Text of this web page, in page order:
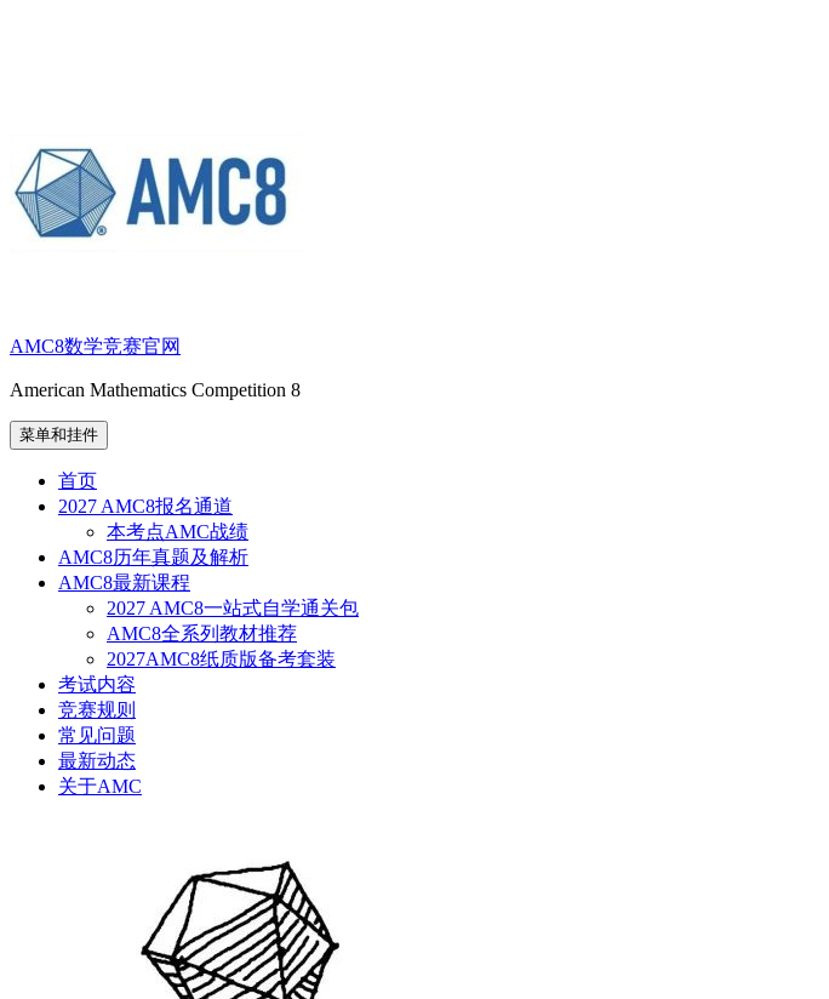
AMC8数学竞赛官网
American Mathematics Competition 8
菜单和挂件
首页
2027 AMC8报名通道
本考点AMC战绩
AMC8历年真题及解析
AMC8最新课程
2027 AMC8一站式自学通关包
AMC8全系列教材推荐
2027AMC8纸质版备考套装
考试内容
竞赛规则
常见问题
最新动态
关于AMC